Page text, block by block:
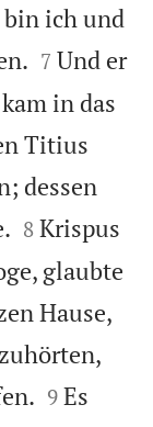
ich und


7 Und er
in das
Titius
dessen


8 Krispus
glaubte
Hause,


9 Es